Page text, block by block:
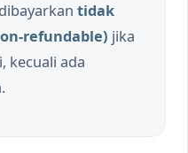
tidak
refundable) jika
kecuali ada